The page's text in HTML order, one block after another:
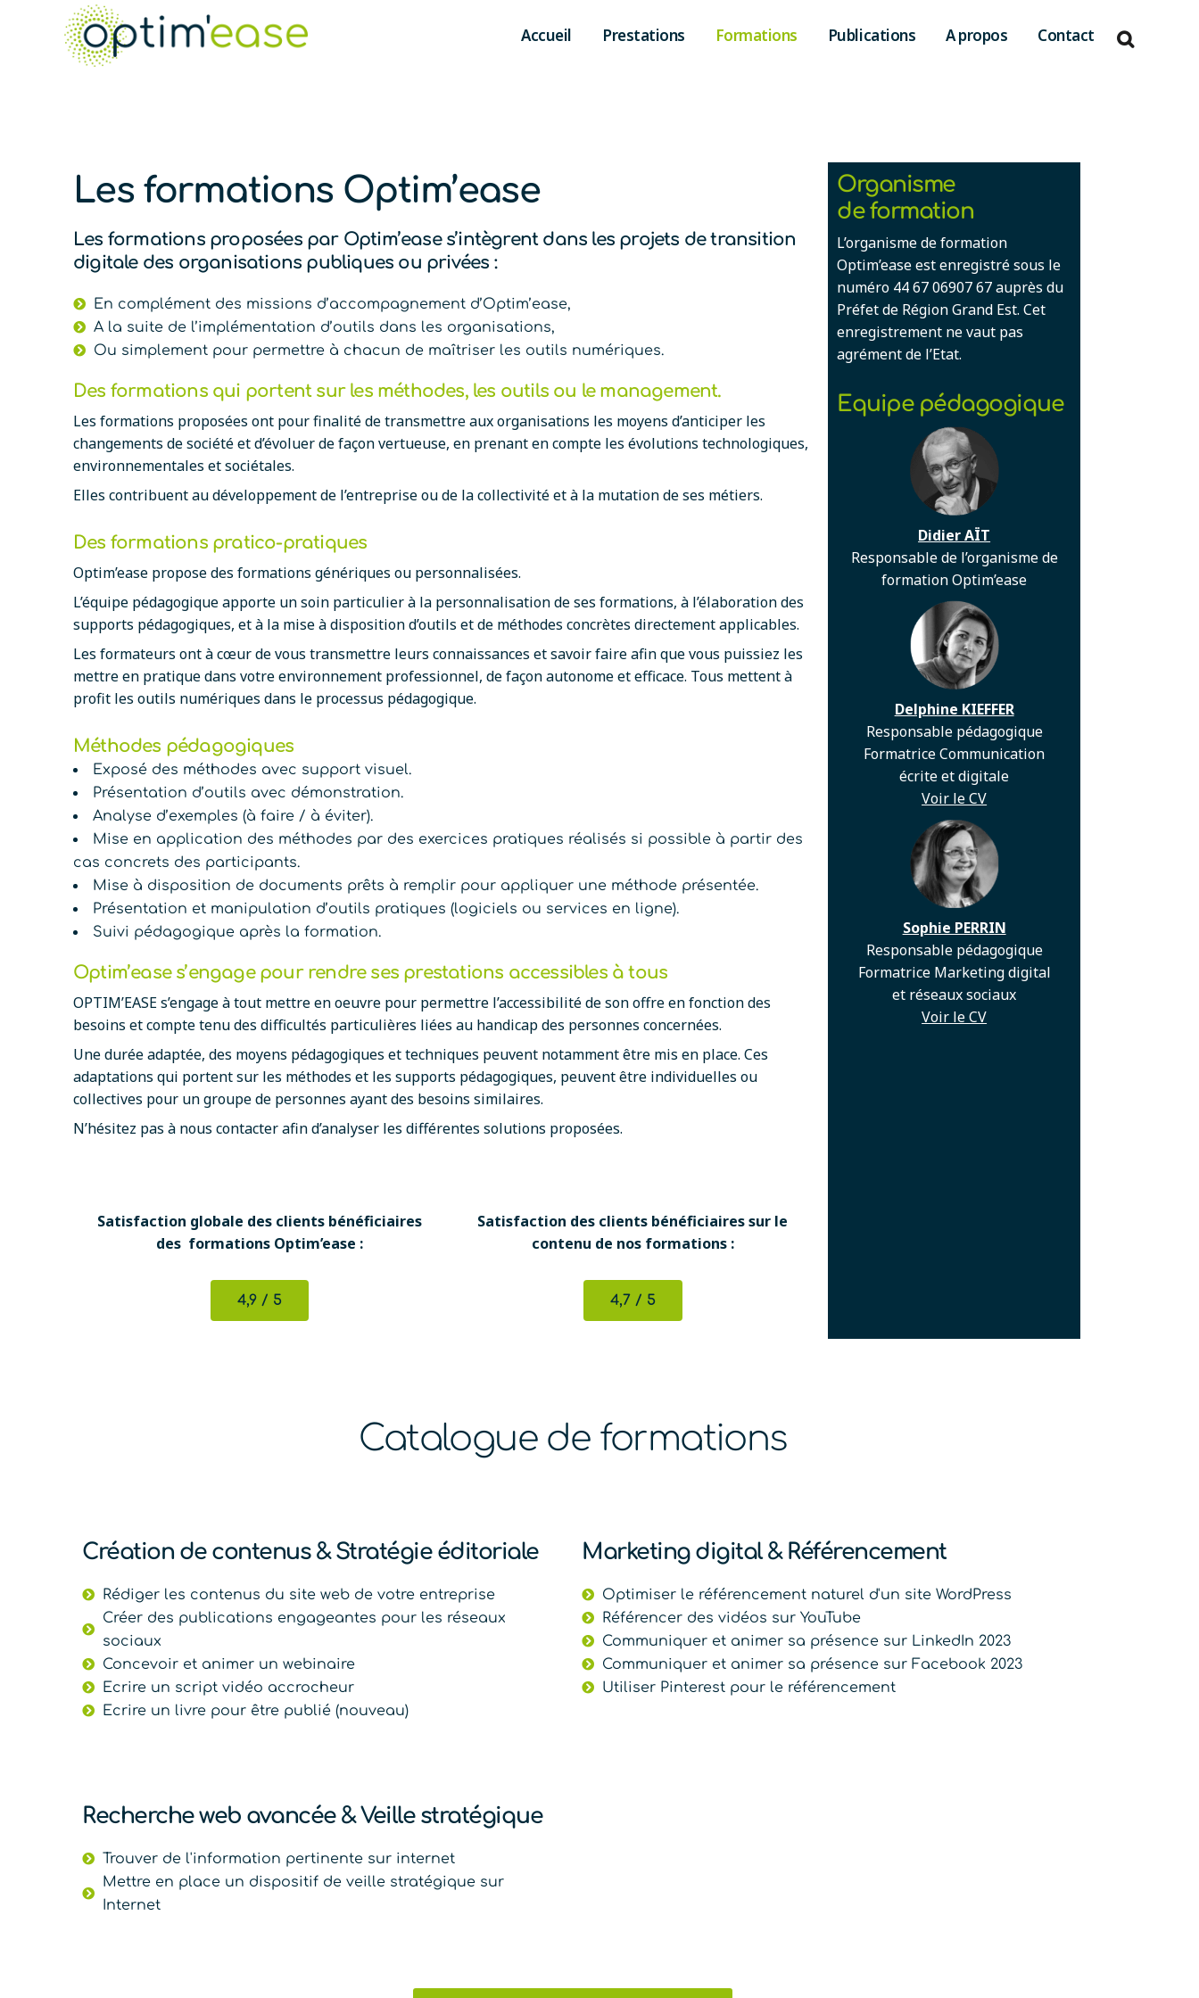
Accueil Prestations Formations Publications A propos Contact
Les formations Optim’ease
Les formations proposées par Optim’ease s’intègrent dans les projets de transition
digitale des organisations publiques ou privées :
En complément des missions d’accompagnement d’Optim’ease,
A la suite de l’implémentation d’outils dans les organisations,
Ou simplement pour permettre à chacun de maîtriser les outils numériques.
Des formations qui portent sur les méthodes, les outils ou le management.
Les formations proposées ont pour finalité de transmettre aux organisations les moyens d’anticiper les
changements de société et d’évoluer de façon vertueuse, en prenant en compte les évolutions technologiques,
environnementales et sociétales.
Elles contribuent au développement de l’entreprise ou de la collectivité et à la mutation de ses métiers.
Des formations pratico-pratiques
Optim’ease propose des formations génériques ou personnalisées.
L’équipe pédagogique apporte un soin particulier à la personnalisation de ses formations, à l’élaboration des
supports pédagogiques, et à la mise à disposition d’outils et de méthodes concrètes directement applicables.
Les formateurs ont à cœur de vous transmettre leurs connaissances et savoir faire afin que vous puissiez les
mettre en pratique dans votre environnement professionnel, de façon autonome et efficace. Tous mettent à
profit les outils numériques dans le processus pédagogique.
Méthodes pédagogiques
Exposé des méthodes avec support visuel.
Présentation d’outils avec démonstration.
Analyse d’exemples (à faire / à éviter).
Mise en application des méthodes par des exercices pratiques réalisés si possible à partir des
cas concrets des participants.
Mise à disposition de documents prêts à remplir pour appliquer une méthode présentée.
Présentation et manipulation d’outils pratiques (logiciels ou services en ligne).
Suivi pédagogique après la formation.
Optim’ease s’engage pour rendre ses prestations accessibles à tous
OPTIM’EASE s’engage à tout mettre en oeuvre pour permettre l’accessibilité de son offre en fonction des
besoins et compte tenu des difficultés particulières liées au handicap des personnes concernées.
Une durée adaptée, des moyens pédagogiques et techniques peuvent notamment être mis en place. Ces
adaptations qui portent sur les méthodes et les supports pédagogiques, peuvent être individuelles ou
collectives pour un groupe de personnes ayant des besoins similaires.
N’hésitez pas à nous contacter afin d’analyser les différentes solutions proposées.
Satisfaction globale des clients bénéficiaires
des formations Optim’ease :
4,9 / 5
Satisfaction des clients bénéficiaires sur le
contenu de nos formations :
4,7 / 5
Organisme
de formation
L’organisme de formation
Optim’ease est enregistré sous le
numéro 44 67 06907 67 auprès du
Préfet de Région Grand Est. Cet
enregistrement ne vaut pas
agrément de l’Etat.
Equipe pédagogique
Didier AÏT
Responsable de l’organisme de
formation Optim’ease
Delphine KIEFFER
Responsable pédagogique
Formatrice Communication
écrite et digitale
Voir le CV
Sophie PERRIN
Responsable pédagogique
Formatrice Marketing digital
et réseaux sociaux
Voir le CV
Catalogue de formations
Création de contenus & Stratégie éditoriale
Rédiger les contenus du site web de votre entreprise
Créer des publications engageantes pour les réseaux
sociaux
Concevoir et animer un webinaire
Ecrire un script vidéo accrocheur
Ecrire un livre pour être publié (nouveau)
Marketing digital & Référencement
Optimiser le référencement naturel d'un site WordPress
Référencer des vidéos sur YouTube
Communiquer et animer sa présence sur LinkedIn 2023
Communiquer et animer sa présence sur Facebook 2023
Utiliser Pinterest pour le référencement
Recherche web avancée & Veille stratégique
Trouver de l'information pertinente sur internet
Mettre en place un dispositif de veille stratégique sur
Internet